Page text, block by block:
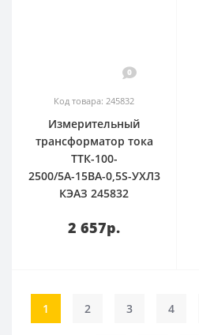
0
Код товара: 245832
Измерительный
трансформатор тока
ТТК-100-
2500/5А-15ВА-0,5S-УХЛ3
КЭАЗ 245832
2 657р.
1 2 3 4